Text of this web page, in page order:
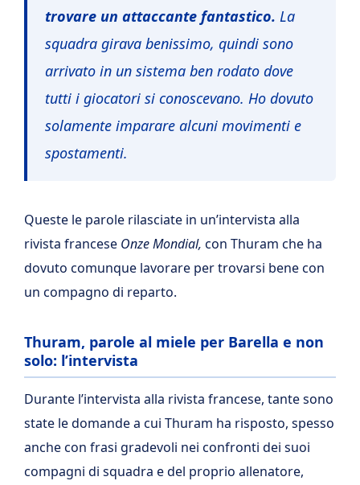
trovare un attaccante fantastico. La
squadra girava benissimo, quindi sono
arrivato in un sistema ben rodato dove
tutti i giocatori si conoscevano. Ho dovuto
solamente imparare alcuni movimenti e
spostamenti.
Queste le parole rilasciate in un’intervista alla
rivista francese Onze Mondial, con Thuram che ha
dovuto comunque lavorare per trovarsi bene con
un compagno di reparto.
Thuram, parole al miele per Barella e non
solo: l’intervista
Durante l’intervista alla rivista francese, tante sono
state le domande a cui Thuram ha risposto, spesso
anche con frasi gradevoli nei confronti dei suoi
compagni di squadra e del proprio allenatore,